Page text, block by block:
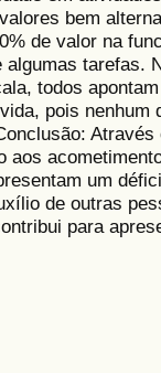
bem
de valor na
algumas tarefas.
todos
pois
aos
um
de outras
para